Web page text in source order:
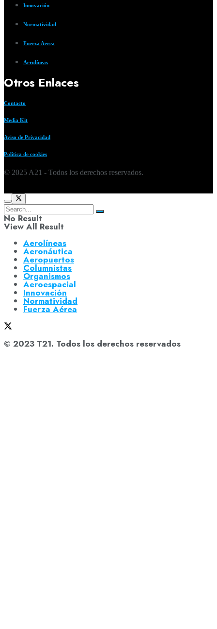
Innovación
Normatividad
Fuerza Aerea
Aerolíneas
Otros Enlaces
Contacto
Media Kit
Aviso de Privacidad
Política de cookies
© 2025 A21 - Todos los derechos reservados.
No Result
View All Result
Aerolíneas
Aeronáutica
Aeropuertos
Columnistas
Organismos
Aeroespacial
Innovación
Normatividad
Fuerza Aérea
© 2023 T21. Todos los derechos reservados